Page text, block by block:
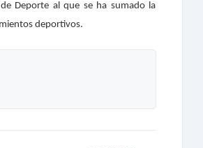
Deporte al que se ha sumado la
deportivos.